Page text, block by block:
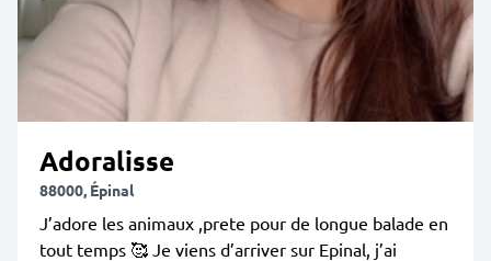
Adoralisse
88000, Épinal
J’adore les animaux ,prete pour de longue balade en
tout temps 🥰 Je viens d’arriver sur Epinal, j’ai